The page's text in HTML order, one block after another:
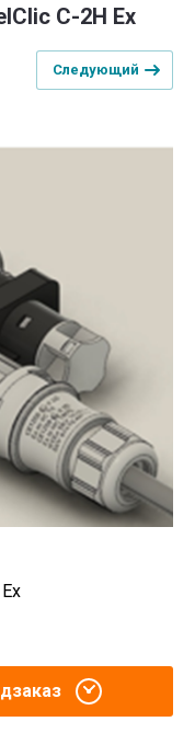
С-2H Ex
Следующий